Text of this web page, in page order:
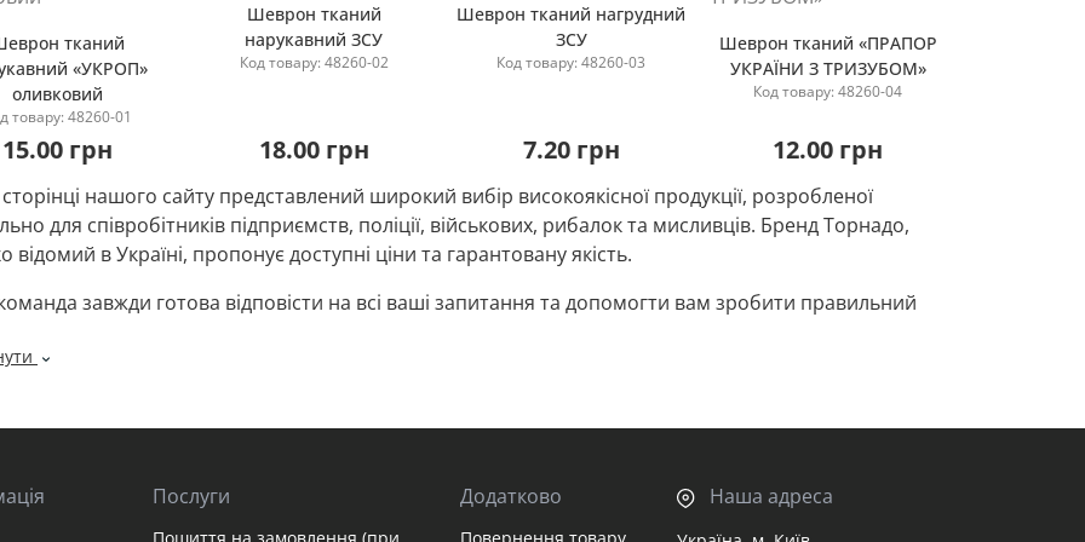
Повідомити мене
тканий
«УКРОП»
оливковий
товару: 48260-01
15.00 грн
Повідомити мене
Шеврон тканий
нарукавний ЗСУ
Код товару: 48260-02
18.00 грн
Повідомити мене
Шеврон тканий нагрудний
ЗСУ
Код товару: 48260-03
7.20 грн
Повідомити мене
Шеврон тканий «ПРАПОР
УКРАЇНИ З ТРИЗУБОМ»
Код товару: 48260-04
12.00 грн
нашого сайту представлений широкий вибір високоякісної продукції, розробленої
для співробітників підприємств, поліції, військових, рибалок та мисливців. Бренд Торнадо,
відомий в Україні, пропонує доступні ціни та гарантовану якість.
завжди готова відповісти на всі ваші запитання та допомогти вам зробити правильний
товарів у даній категорії нашого сайту, щоб допомогти вам орієнтуватися та прийняти
бути відображені на манері, зручній для військовослужбовця. Як захисник своєї країни він шукає
який буде символом його приналежності до певного підрозділу або здобутків.
Послуги Додатково Наша адреса